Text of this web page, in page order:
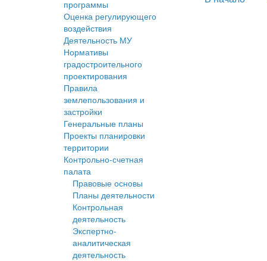
программы
Оценка регулирующего
воздействия
Деятельность МУ
Нормативы
градостроительного
проектирования
Правила
землепользования и
застройки
Генеральные планы
Проекты планировки
территории
Контрольно-счетная
палата
Правовые основы
Планы деятельности
Контрольная
деятельность
Экспертно-
аналитическая
деятельность